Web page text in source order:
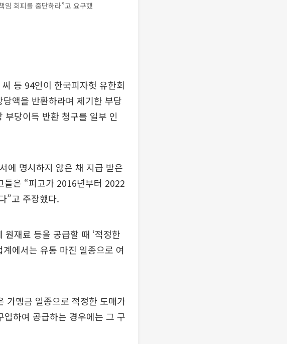
임 회피를 중단하라”고 요구했
등 94인이 한국피자헛 유한회
액을 반환하라며 제기한 부당
당이득 반환 청구를 일부 인
에 명시하지 않은 채 지급 받은
들은 “피고가 2016년부터 2022
”고 주장했다.
재료 등을 공급할 때 ‘적정한
에서는 유통 마진 일종으로 여
가맹금 일종으로 적정한 도매가
하여 공급하는 경우에는 그 구